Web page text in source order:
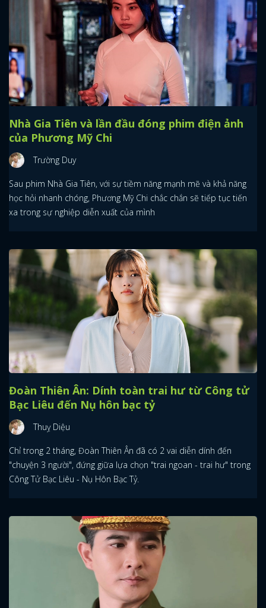
Nhà Gia Tiên và lần đầu đóng phim điện ảnh
của Phương Mỹ Chi
Trường Duy
Sau phim Nhà Gia Tiên, với sự tiềm năng mạnh mẽ và khả năng
học hỏi nhanh chóng, Phương Mỹ Chi chắc chắn sẽ tiếp tục tiến
xa trong sự nghiệp diễn xuất của mình
Đoàn Thiên Ân: Dính toàn trai hư từ Công tử
Bạc Liêu đến Nụ hôn bạc tỷ
Thuỵ Diệu
Chỉ trong 2 tháng, Đoàn Thiên Ân đã có 2 vai diễn dính đến
"chuyện 3 người", đứng giữa lựa chọn "trai ngoan - trai hư" trong
Công Tử Bạc Liêu - Nụ Hôn Bạc Tỷ.